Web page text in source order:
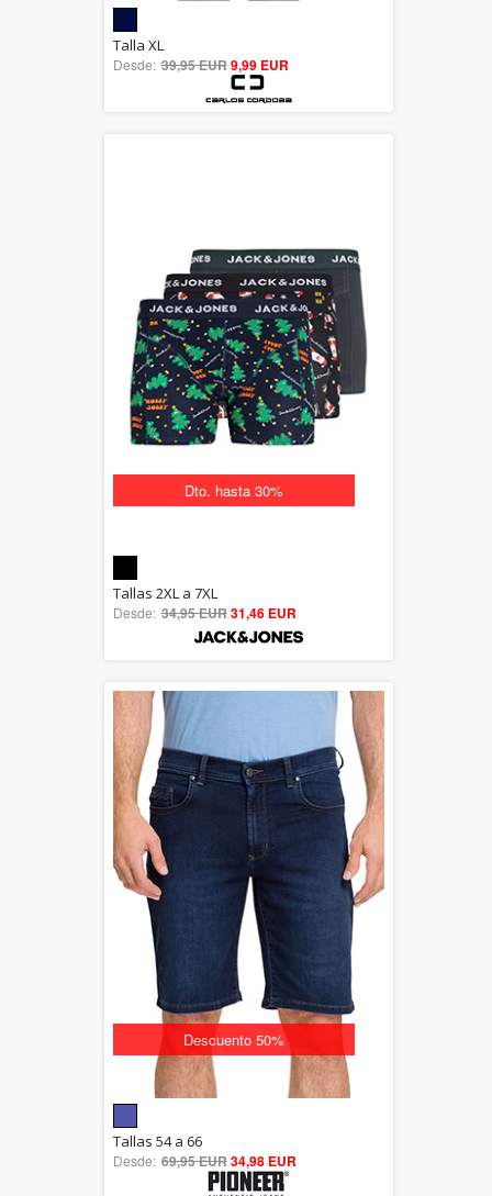
out of 5
Talla XL
Desde: 39,95 EUR9,99 EUR
Dto. hasta 30%
5.00
out of 5
Tallas 2XL a 7XL
Desde: 34,95 EUR31,46 EUR
Descuento 50%
out of 5
Tallas 54 a 66
Desde: 69,95 EUR34,98 EUR